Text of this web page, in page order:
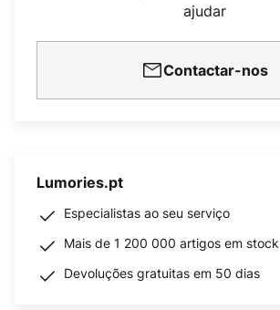
ajudar
Contactar-nos
Lumories.pt
Especialistas ao seu serviço
Mais de 1 200 000 artigos em stock
Devoluções gratuitas em 50 dias